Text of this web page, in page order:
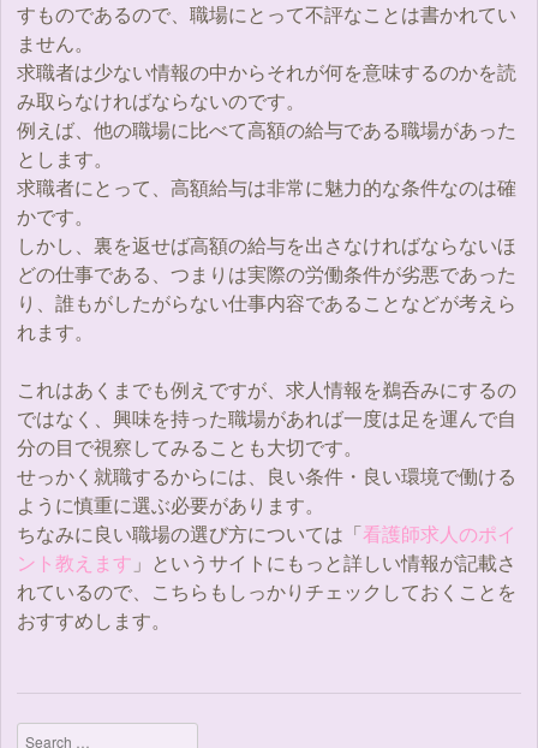
すものであるので、職場にとって不評なことは書かれてい
ません。
求職者は少ない情報の中からそれが何を意味するのかを読
み取らなければならないのです。
例えば、他の職場に比べて高額の給与である職場があった
とします。
求職者にとって、高額給与は非常に魅力的な条件なのは確
かです。
しかし、裏を返せば高額の給与を出さなければならないほ
どの仕事である、つまりは実際の労働条件が劣悪であった
り、誰もがしたがらない仕事内容であることなどが考えら
れます。
これはあくまでも例えですが、求人情報を鵜呑みにするの
ではなく、興味を持った職場があれば一度は足を運んで自
分の目で視察してみることも大切です。
せっかく就職するからには、良い条件・良い環境で働ける
ように慎重に選ぶ必要があります。
ちなみに良い職場の選び方については「看護師求人のポイ
ント教えます 」というサイトにもっと詳しい情報が記載さ
れているので、こちらもしっかりチェックしておくことを
おすすめします。
Search